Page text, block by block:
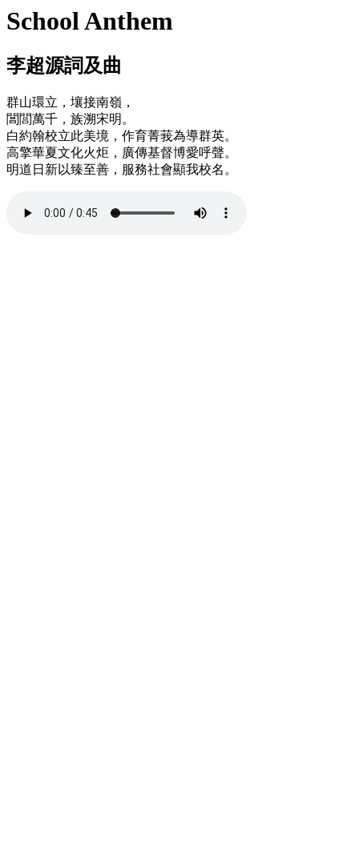
School Anthem
李超源詞及曲
群山環立，壤接南嶺，
閶閭萬千，族溯宋明。
白約翰校立此美境，作育菁莪為導群英。
高擎華夏文化火炬，廣傳基督博愛呼聲。
明道日新以臻至善，服務社會顯我校名。